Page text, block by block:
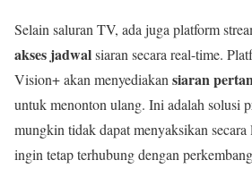
Selain saluran TV, ada juga platform
akses jadwalsiaran secara real-time.
Vision+ akan menyediakan siaran
untuk menonton ulang. Ini adalah solusi
mungkin tidak dapat menyaksikan secara
ingin tetap terhubung dengan